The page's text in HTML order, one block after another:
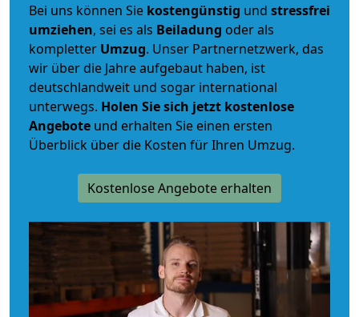
Bei uns können Sie kostengünstig und stressfrei
umziehen, sei es als Beiladung oder als
kompletter Umzug. Unser Partnernetzwerk, das
wir über die Jahre aufgebaut haben, ist
deutschlandweit und sogar international
unterwegs. Holen Sie sich jetzt kostenlose
Angebote und erhalten Sie einen ersten
Überblick über die Kosten für Ihren Umzug.
Kostenlose Angebote erhalten